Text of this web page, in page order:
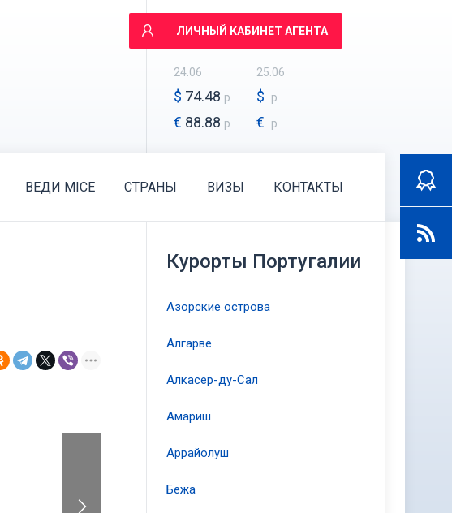
ЛИЧНЫЙ КАБИНЕТ АГЕНТА
24.06
$ 74.48 р
€ 88.88 р
25.06
$ р
€ р
ВЕДИ MICE СТРАНЫ ВИЗЫ КОНТАКТЫ
Курорты Португалии
Азорские острова
Алгарве
Алкасер-ду-Сал
Амариш
Аррайолуш
Бежа